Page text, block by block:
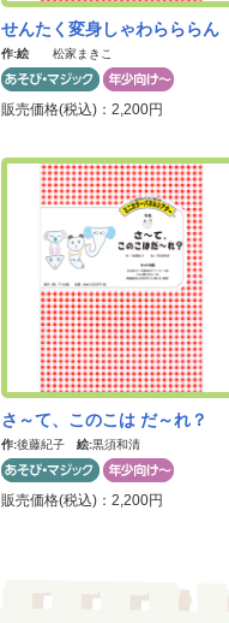
せんたく変身しゃわらららん
作:絵 松家まきこ
販売価格(税込)：2,200円
さ～て、このこは だ～れ？
作:後藤紀子 絵:黒須和清
販売価格(税込)：2,200円